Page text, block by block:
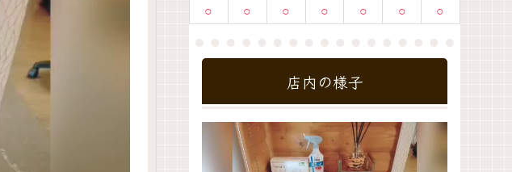
○ ○ ○ ○ ○ ○ ○
店内の様子